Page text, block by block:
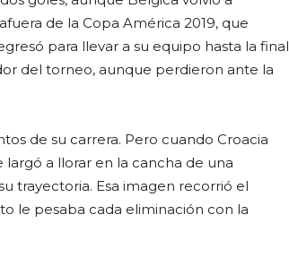
de la Copa América 2019, que
para llevar a su equipo hasta la final
del torneo, aunque perdieron ante la
de su carrera. Pero cuando Croacia
a llorar en la cancha de una
trayectoria. Esa imagen recorrió el
le pesaba cada eliminación con la